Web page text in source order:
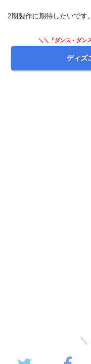
2期製作に期待したいです。
＼＼『ダンス・ダン
ディズ